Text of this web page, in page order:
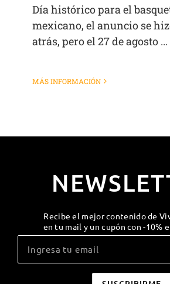
Día histórico para el
mexicano, el anuncio se
atrás, pero el 27 de agosto ...
MÁS INFORMACIÓN
Recibe el mejor contenido de
en tu mail y un cupón con -10%